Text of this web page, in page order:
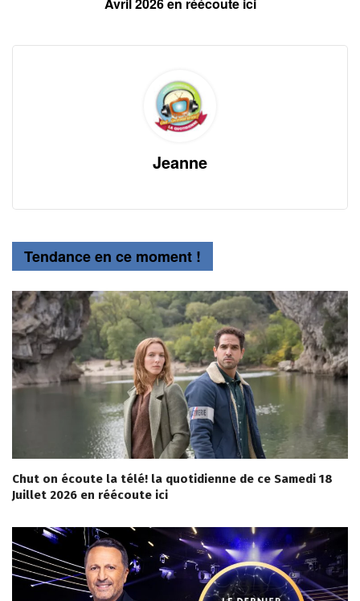
Avril 2026 en réécoute ici
Jeanne
Tendance en ce moment !
Chut on écoute la télé! la quotidienne de ce Samedi 18
Juillet 2026 en réécoute ici